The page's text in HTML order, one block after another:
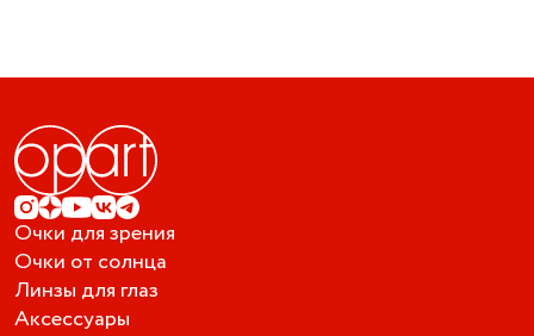
Очки для зрения
Очки от солнца
Линзы для глаз
Аксессуары